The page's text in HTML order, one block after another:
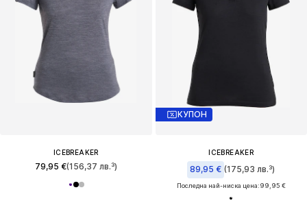
ICEBREAKER
79,95 €(156,37 лв.³)
КУПОН
ICEBREAKER
89,95 € (175,93 лв.³)
Последна най-ниска цена:99,95 €